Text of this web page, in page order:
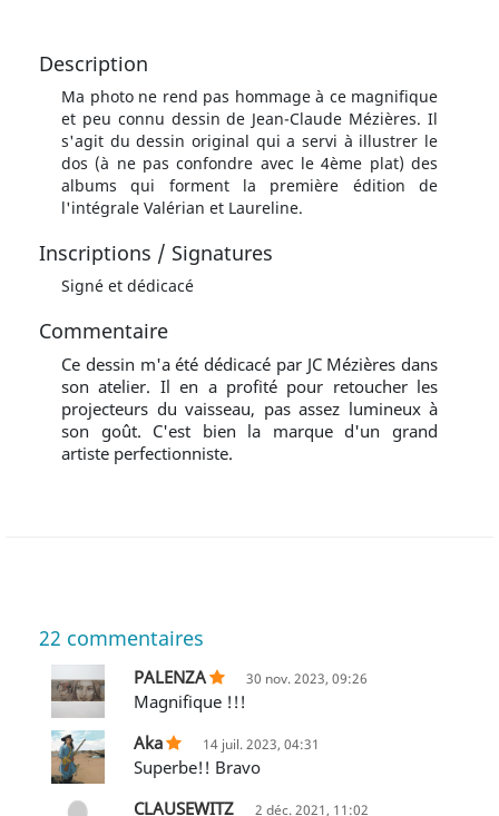
Description
Ma photo ne rend pas hommage à ce magnifique
et peu connu dessin de Jean-Claude Mézières. Il
s'agit du dessin original qui a servi à illustrer le
dos (à ne pas confondre avec le 4ème plat) des
albums qui forment la première édition de
l'intégrale Valérian et Laureline.
Inscriptions / Signatures
Signé et dédicacé
Commentaire
Ce dessin m'a été dédicacé par JC Mézières dans
son atelier. Il en a profité pour retoucher les
projecteurs du vaisseau, pas assez lumineux à
son goût. C'est bien la marque d'un grand
artiste perfectionniste.
22 commentaires
PALENZA 30 nov. 2023, 09:26
Magnifique !!!
Aka
14 juil. 2023, 04:31
Superbe!! Bravo
CLAUSEWITZ
2 déc. 2021, 11:02